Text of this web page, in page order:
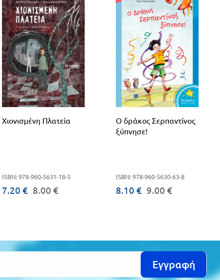
Χιονισμένη Πλατεία
ISBN: 978-960-5631-18-5
7.20 € 8.00 €
Ο δράκος Σερπαντίνος
ξύπνησε!
ISBN: 978-960-5630-63-8
8.10 € 9.00 €
Εγγραφή